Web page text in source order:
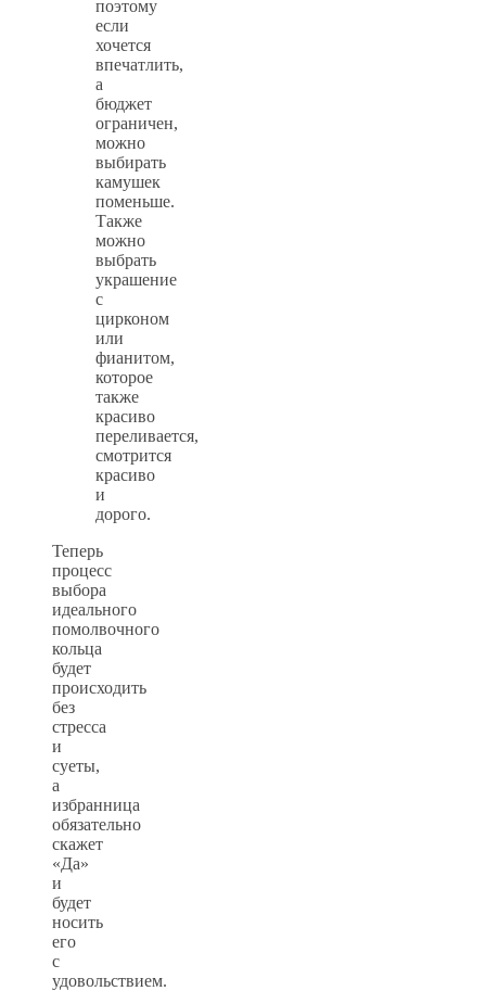
поэтому
если
хочется
впечатлить,
а
бюджет
ограничен,
можно
выбирать
камушек
поменьше.
Также
можно
выбрать
украшение
с
цирконом
или
фианитом,
которое
также
красиво
переливается,
смотрится
красиво
и
дорого.
Теперь
процесс
выбора
идеального
помолвочного
кольца
будет
происходить
без
стресса
и
суеты,
а
избранница
обязательно
скажет
«Да»
и
будет
носить
его
с
удовольствием.